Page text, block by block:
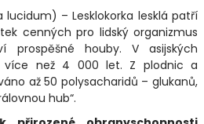
lucidum) – Lesklokorka lesklá patří
cenných pro lidský organizmus
prospěšné houby. V asijských
více než 4 000 let. Z plodnic a
až 50 polysacharidů – glukanů,
hub“.